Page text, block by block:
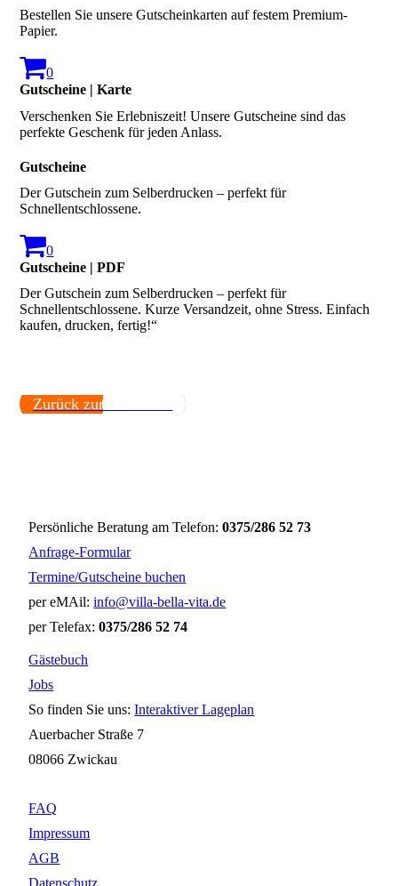
Bestellen Sie unsere Gutscheinkarten auf festem Premium-
Papier.
0
Gutscheine | Karte
Verschenken Sie Erlebniszeit! Unsere Gutscheine sind das
perfekte Geschenk für jeden Anlass.
Gutscheine
Der Gutschein zum Selberdrucken – perfekt für
Schnellentschlossene.
0
Gutscheine | PDF
Der Gutschein zum Selberdrucken – perfekt für
Schnellentschlossene. Kurze Versandzeit, ohne Stress. Einfach
kaufen, drucken, fertig!“
Zurück zur Startseite.
Persönliche Beratung am Telefon:0375/286 52 73
Anfrage-Formular
Termine/Gutscheine buchen
per eMAil:info@villa-bella-vita.de
per Telefax:0375/286 52 74
Gästebuch
Jobs
So finden Sie uns:Interaktiver Lageplan
Auerbacher Straße 7
08066 Zwickau
FAQ
Impressum
AGB
Datenschutz